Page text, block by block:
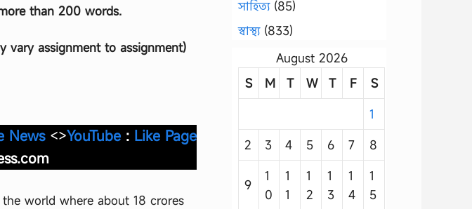
than 200 words.
vary assignment to assignment)
News<>YouTube : Like Page
world where about 18 crores
সাহিত্য(85)
স্বাস্থ্য(833)
August 2026
S
M T W T F
S
1
2
3 4 5 6 7 8
9
1
0
1
1
1
2
1
3
1
4
1
5